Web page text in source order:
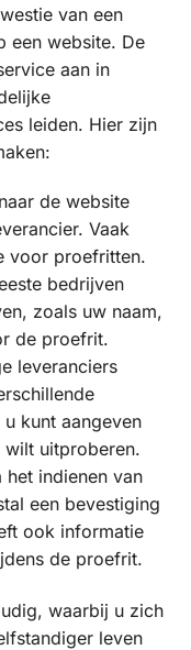
van een
een website. De
aan in
leiden. Hier zijn
de website
Vaak
voor proefritten.
bedrijven
zoals uw naam,
de proefrit.
leveranciers
kunt aangeven
uitproberen.
het indienen van
een bevestiging
ook informatie
de proefrit.
waarbij u zich
leven